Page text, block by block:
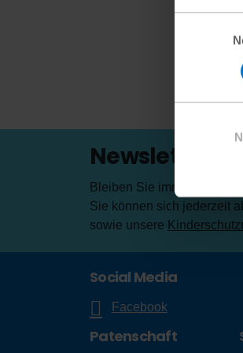
Newsletter!
Bleiben Sie immer auf
Sie können sich jederzeit
sowie unsere
Social Media
Facebook
Patenschaft